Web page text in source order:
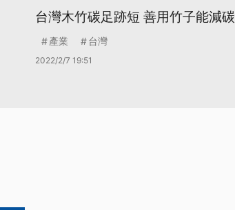
台灣木竹碳足跡短 善用竹子能減碳
產業 台灣
2022/2/7 19:51